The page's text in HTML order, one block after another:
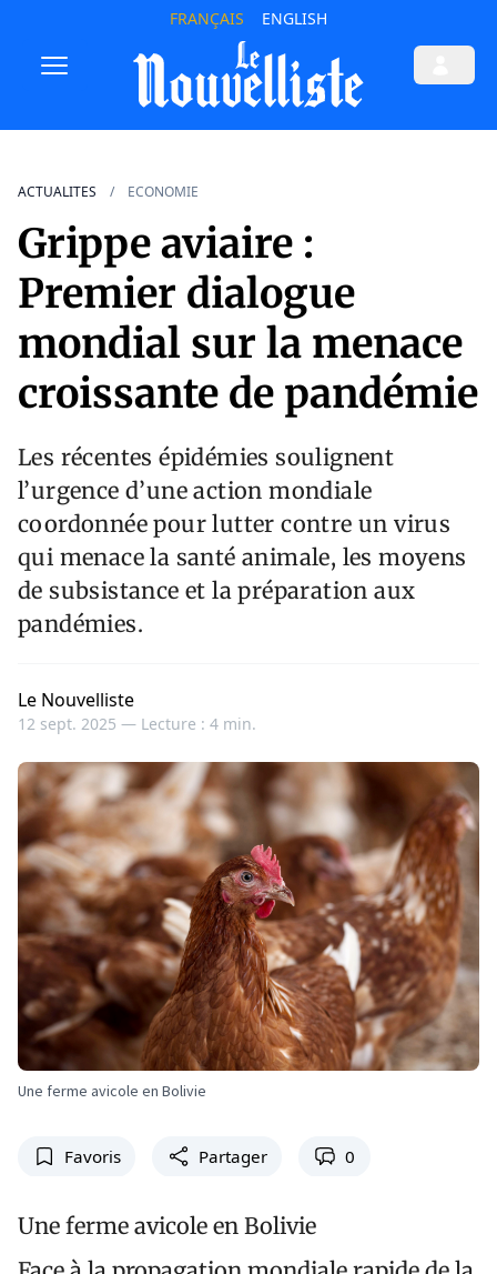
FRANÇAIS ENGLISH
ACTUALITES ECONOMIE
Grippe aviaire :
Premier dialogue
mondial sur la menace
croissante de pandémie
Les récentes épidémies soulignent
l’urgence d’une action mondiale
coordonnée pour lutter contre un virus
qui menace la santé animale, les moyens
de subsistance et la préparation aux
pandémies.
Le Nouvelliste
12 sept. 2025 — Lecture : 4 min.
Une ferme avicole en Bolivie
Favoris Partager 0
Une ferme avicole en Bolivie